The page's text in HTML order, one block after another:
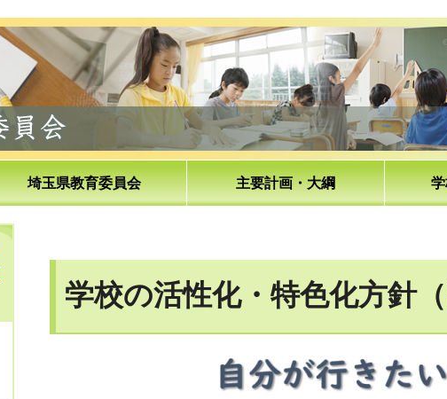
埼玉県教育委員会 主要計画・大綱
学校の活性化・特色化方針